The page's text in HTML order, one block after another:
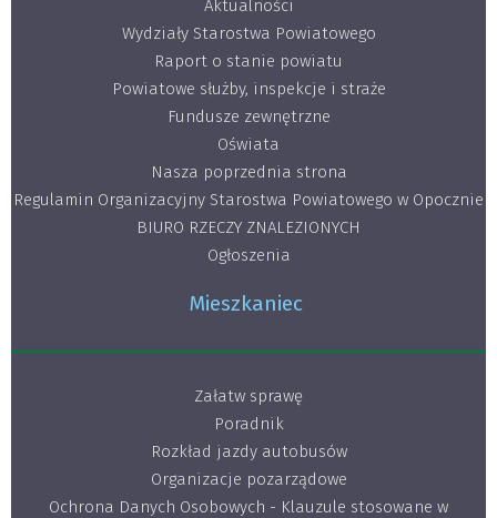
Aktualności
Wydziały Starostwa Powiatowego
Raport o stanie powiatu
Powiatowe służby, inspekcje i straże
Fundusze zewnętrzne
Oświata
Nasza poprzednia strona
Regulamin Organizacyjny Starostwa Powiatowego w Opocznie
BIURO RZECZY ZNALEZIONYCH
Ogłoszenia
Mieszkaniec
Załatw sprawę
Poradnik
Rozkład jazdy autobusów
Organizacje pozarządowe
Ochrona Danych Osobowych - Klauzule stosowane w